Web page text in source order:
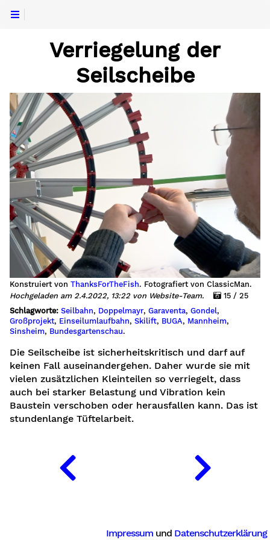
Verriegelung der
Seilscheibe
Konstruiert von ThanksForTheFish. Fotografiert von ClassicMan.
Hochgeladen am 2.4.2022, 13:22 von Website-Team.
15 / 25
Schlagworte: Seilbahn, Doppelmayr, Garaventa, Gondel,
Großprojekt, Einseilumlaufbahn, Skilift, BUGA, Mannheim,
Sinsheim, Bundesgartenschau.
Die Seilscheibe ist sicherheitskritisch und darf auf
keinen Fall auseinandergehen. Daher wurde sie mit
vielen zusätzlichen Kleinteilen so verriegelt, dass
auch bei starker Belastung und Vibration kein
Baustein verschoben oder herausfallen kann. Das ist
stundenlange Tüftelarbeit.
Impressum und Datenschutzerklärung